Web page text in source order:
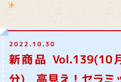
2022.10.30
新商品 Vol.139(10